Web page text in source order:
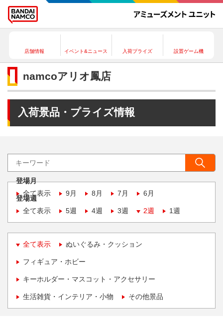
店舗情報 イベント&ニュース 入荷プライズ 設置ゲーム機
namcoアリオ鳳店
入荷景品・プライズ情報
登場月
全て表示
9月 8月 7月 6月
登場週
全て表示
5週 4週 3週 2週 1週
全て表示 ぬいぐるみ・クッション
フィギュア・ホビー
キーホルダー・マスコット・アクセサリー
生活雑貨・インテリア・小物 その他景品